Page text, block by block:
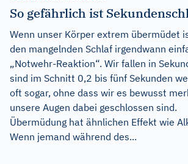
So gefährlich ist
Wenn unser Körper extrem übermüdet
den mangelnden Schlaf irgendwann
„Notwehr-Reaktion“. Wir fallen in
sind im Schnitt 0,2 bis fünf Sekunden
oft sogar, ohne dass wir es bewusst
unsere Augen dabei geschlossen sind.
Übermüdung hat ähnlichen Effekt wie
Wenn jemand während des...